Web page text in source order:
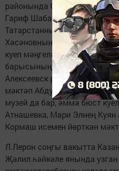
районында Сәлим
Гариф Шабаевны искә
Татарстанның Сарман
Хәсәновның исемен
куеп мәңгеләштерүләре,
барысының да күңеленә хуш
Алексеевск районындагы
мәктәп Абдулла Баттал
музей да бар, әмма бюст
Атнашевка, Мари Элнең
Кормаш исемен йөрткән
Л.Лерон соңгы вакытта
Җәлил һәйкәле янында узган